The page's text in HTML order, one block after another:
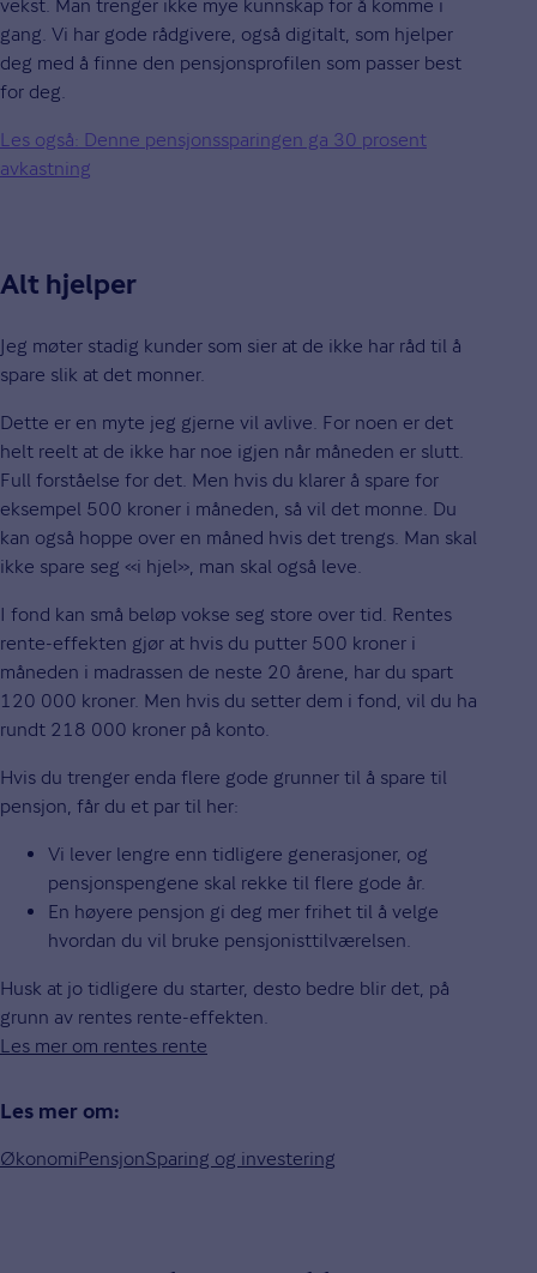
vekst. Man trenger ikke mye kunnskap for å komme i
gang. Vi har gode rådgivere, også digitalt, som hjelper
deg med å finne den pensjonsprofilen som passer best
for deg.
Les også: Denne pensjonssparingen ga 30 prosent
avkastning
Alt hjelper
Jeg møter stadig kunder som sier at de ikke har råd til å
spare slik at det monner.
Dette er en myte jeg gjerne vil avlive. For noen er det
helt reelt at de ikke har noe igjen når måneden er slutt.
Full forståelse for det. Men hvis du klarer å spare for
eksempel 500 kroner i måneden, så vil det monne. Du
kan også hoppe over en måned hvis det trengs. Man skal
ikke spare seg «i hjel», man skal også leve.
I fond kan små beløp vokse seg store over tid. Rentes
rente-effekten gjør at hvis du putter 500 kroner i
måneden i madrassen de neste 20 årene, har du spart
120 000 kroner. Men hvis du setter dem i fond, vil du ha
rundt 218 000 kroner på konto.
Hvis du trenger enda flere gode grunner til å spare til
pensjon, får du et par til her:
Vi lever lengre enn tidligere generasjoner, og
pensjonspengene skal rekke til flere gode år.
En høyere pensjon gi deg mer frihet til å velge
hvordan du vil bruke pensjonisttilværelsen.
Husk at jo tidligere du starter, desto bedre blir det, på
grunn av rentes rente-effekten.
Les mer om rentes rente
Les mer om:
ØkonomiPensjonSparing og investering